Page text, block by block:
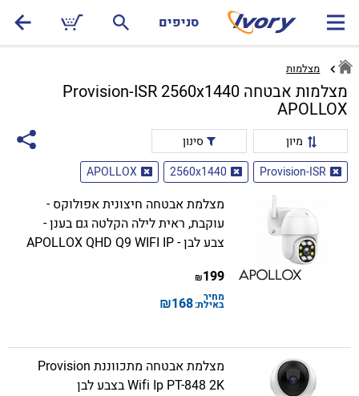
סניפים
מצלמות
מצלמות אבטחה Provision-ISR 2560x1440
APOLLOX
מיון
סינון
Provision-ISR
2560x1440
APOLLOX
מצלמת אבטחה חיצונית אפולוקס -
עוקבת, ראית לילה הקלטה גם בענן -
צבע לבן - APOLLOX QHD Q9 WIFI IP
199
₪
מחיר
באילת:168
₪
מצלמת אבטחה מתכווננת Provision
Wifi Ip PT-848 2K בצבע לבן